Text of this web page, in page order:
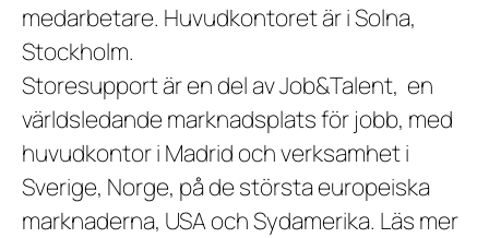
medarbetare. Huvudkontoret är i Solna,
Stockholm.
Storesupport är en del av Job&Talent, en
världsledande marknadsplats för jobb, med
huvudkontor i Madrid och verksamhet i
Sverige, Norge, på de största europeiska
marknaderna, USA och Sydamerika. Läs mer